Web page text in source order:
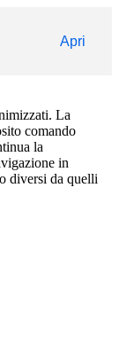
Apri
La
comando
la
in
diversi da quelli